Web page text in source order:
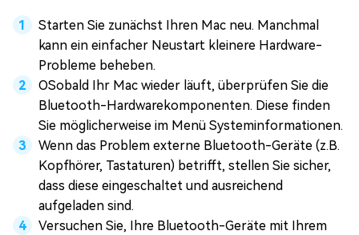
Starten Sie zunächst Ihren Mac neu. Manchmal
kann ein einfacher Neustart kleinere Hardware-
Probleme beheben.
OSobald Ihr Mac wieder läuft, überprüfen Sie die
Bluetooth-Hardwarekomponenten. Diese finden
Sie möglicherweise im Menü Systeminformationen.
Wenn das Problem externe Bluetooth-Geräte (z.B.
Kopfhörer, Tastaturen) betrifft, stellen Sie sicher,
dass diese eingeschaltet und ausreichend
aufgeladen sind.
Versuchen Sie, Ihre Bluetooth-Geräte mit Ihrem